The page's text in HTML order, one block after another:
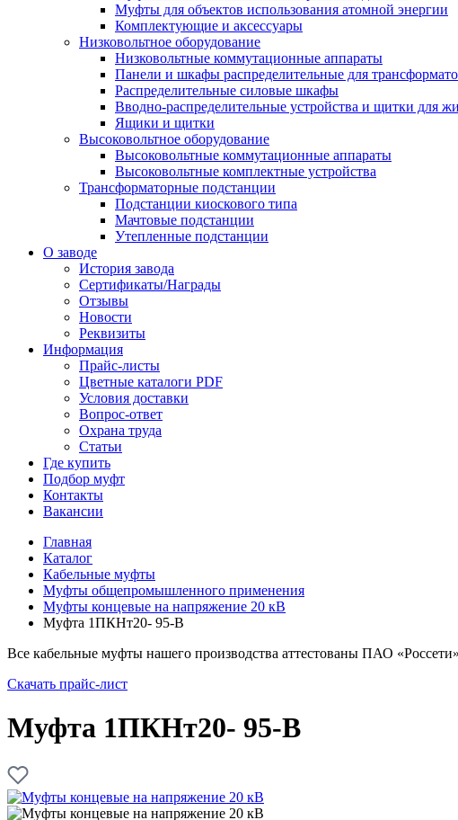
Муфты для объектов использования атомной энергии
Комплектующие и аксессуары
Низковольтное оборудование
Низковольтные коммутационные аппараты
Панели и шкафы распределительные для
Распределительные силовые шкафы
Вводно-распределительные устройства и щитки для
Ящики и щитки
Высоковольтное оборудование
Высоковольтные коммутационные аппараты
Высоковольтные комплектные устройства
Трансформаторные подстанции
Подстанции киоскового типа
Мачтовые подстанции
Утепленные подстанции
О заводе
История завода
Сертификаты/Награды
Отзывы
Новости
Реквизиты
Информация
Прайс-листы
Цветные каталоги PDF
Условия доставки
Вопрос-ответ
Охрана труда
Статьи
Где купить
Подбор муфт
Контакты
Вакансии
Главная
Каталог
Кабельные муфты
Муфты общепромышленного применения
Муфты концевые на напряжение 20 кВ
Муфта 1ПКНт20- 95-В
Все кабельные муфты нашего производства аттестованы ПАО «Россети»
Скачать прайс-лист
Муфта 1ПКНт20- 95-В